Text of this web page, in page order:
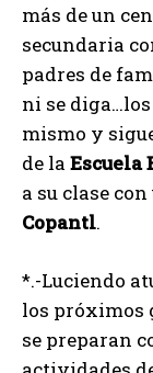
más de un
secundaria
padres de
ni se
mismo y
de la Escuela
a su clase
Copantl.
*.-Luciendo
los próximos
se preparan